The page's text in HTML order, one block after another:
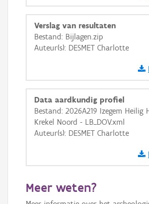
GRB-Basiskaart in
Verslag van resultaten
Bestand: Bijlagen.zip
Auteur(s): DESMET Charlotte
Data aardkundig profiel
Bestand: 2026A219 Izegem Heilig
Krekel Noord - LB_DOV.xml
Auteur(s): DESMET Charlotte
Meer weten?